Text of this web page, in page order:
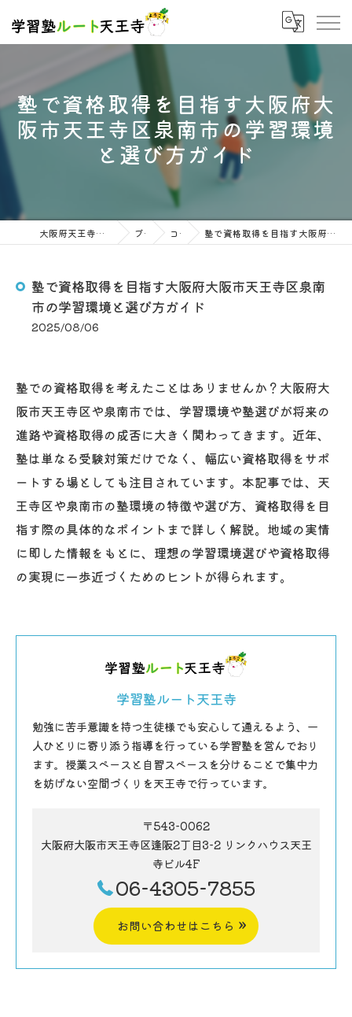
塾で資格取得を目指す大阪府大
阪市天王寺区泉南市の学習環境
と選び方ガイド
大阪府天王寺の塾なら学習塾ルート天王寺 ブログ コラム 塾で資格取得を目指す大阪府大阪市天王寺区泉南市の学習環境と選び方ガイド
塾で資格取得を目指す大阪府大阪市天王寺区泉南
市の学習環境と選び方ガイド
2025/08/06
塾での資格取得を考えたことはありませんか？大阪府大
阪市天王寺区や泉南市では、学習環境や塾選びが将来の
進路や資格取得の成否に大きく関わってきます。近年、
塾は単なる受験対策だけでなく、幅広い資格取得をサポ
ートする場としても注目されています。本記事では、天
王寺区や泉南市の塾環境の特徴や選び方、資格取得を目
指す際の具体的なポイントまで詳しく解説。地域の実情
に即した情報をもとに、理想の学習環境選びや資格取得
の実現に一歩近づくためのヒントが得られます。
学習塾ルート天王寺
勉強に苦手意識を持つ生徒様でも安心して通えるよう、一
人ひとりに寄り添う指導を行っている学習塾を営んでおり
ます。授業スペースと自習スペースを分けることで集中力
を妨げない空間づくりを天王寺で行っています。
〒543-0062
大阪府大阪市天王寺区逢阪2丁目3-2 リンクハウス天王
寺ビル4F
06-4305-7855
お問い合わせはこちら